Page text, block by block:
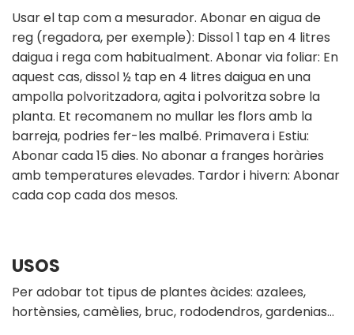
Usar el tap com a mesurador. Abonar en aigua de
reg (regadora, per exemple): Dissol 1 tap en 4 litres
daigua i rega com habitualment. Abonar via foliar: En
aquest cas, dissol ½ tap en 4 litres daigua en una
ampolla polvoritzadora, agita i polvoritza sobre la
planta. Et recomanem no mullar les flors amb la
barreja, podries fer-les malbé. Primavera i Estiu:
Abonar cada 15 dies. No abonar a franges horàries
amb temperatures elevades. Tardor i hivern: Abonar
cada cop cada dos mesos.
USOS
Per adobar tot tipus de plantes àcides: azalees,
hortènsies, camèlies, bruc, rododendros, gardenias…